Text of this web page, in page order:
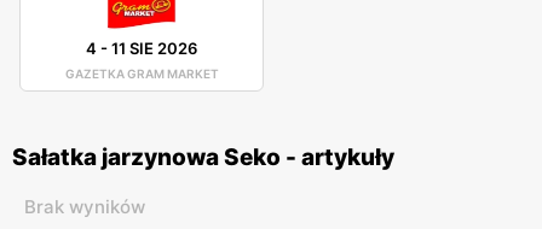
4 -11 SIE 2026
GAZETKA GRAM MARKET
Sałatka jarzynowa Seko - artykuły
Brak wyników